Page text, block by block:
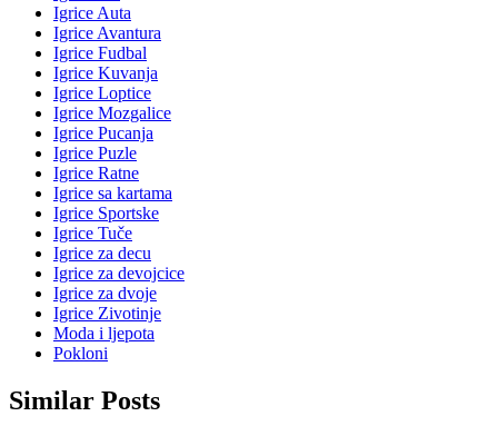
Igrice Auta
Igrice Avantura
Igrice Fudbal
Igrice Kuvanja
Igrice Loptice
Igrice Mozgalice
Igrice Pucanja
Igrice Puzle
Igrice Ratne
Igrice sa kartama
Igrice Sportske
Igrice Tuče
Igrice za decu
Igrice za devojcice
Igrice za dvoje
Igrice Zivotinje
Moda i ljepota
Pokloni
Similar Posts